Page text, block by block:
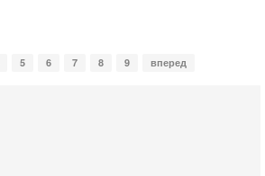
5 6 7 8 9 вперед